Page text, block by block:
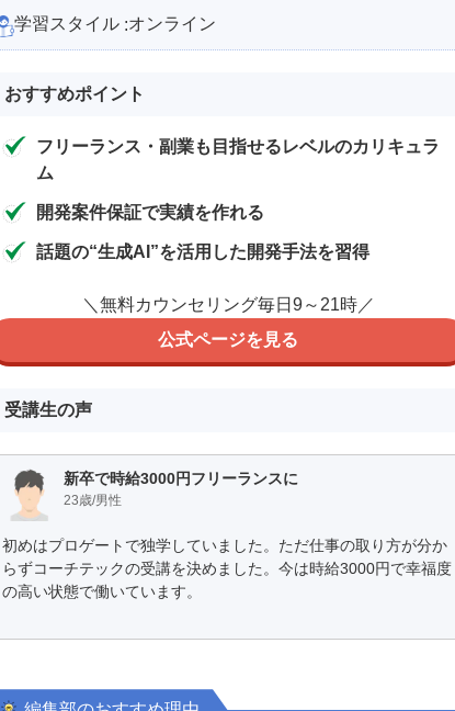
学習スタイル :オンライン
おすすめポイント
フリーランス・副業も目指せるレベルのカリキュラ
ム
開発案件保証で実績を作れる
話題の“生成AI”を活用した開発手法を習得
＼無料カウンセリング毎日9～21時／
公式ページを見る
受講生の声
新卒で時給3000円フリーランスに
23歳/男性
初めはプロゲートで独学していました。ただ仕事の取り方が分か
らずコーチテックの受講を決めました。今は時給3000円で幸福度
の高い状態で働いています。